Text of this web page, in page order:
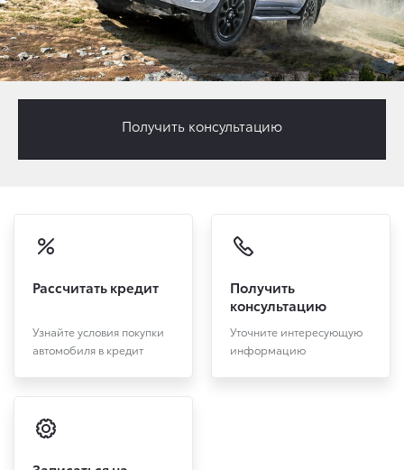
Рассчитать кредит
Узнайте условия покупки
автомобиля в кредит
Получить
консультацию
Уточните интересующую
информацию